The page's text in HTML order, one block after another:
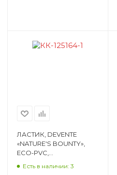
ЛАСТИК, DEVENTE
«NATURE'S BOUNTY»,
ECO-PVC,
Есть в наличии: 3